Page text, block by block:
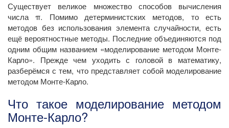
Существует великое множество способов вычисления
числа π. Помимо детерминистских методов, то есть
методов без использования элемента случайности, есть
ещё вероятностные методы. Последние объединяются под
одним общим названием «моделирование методом Монте-
Карло». Прежде чем уходить с головой в математику,
разберёмся с тем, что представляет собой моделирование
методом Монте-Карло.
Что такое моделирование методом
Монте-Карло?